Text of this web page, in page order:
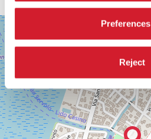
Preferences
Reject
SALA
GIARDINO
LUNGOMARE
MARCONI
30126
LIDO
DI
VENEZIA
TEL.
0415218711
info@labiennale.org